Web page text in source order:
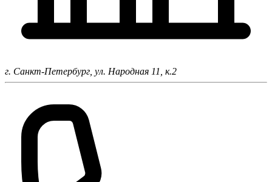
г. Санкт-Петербург, ул. Народная 11, к.2